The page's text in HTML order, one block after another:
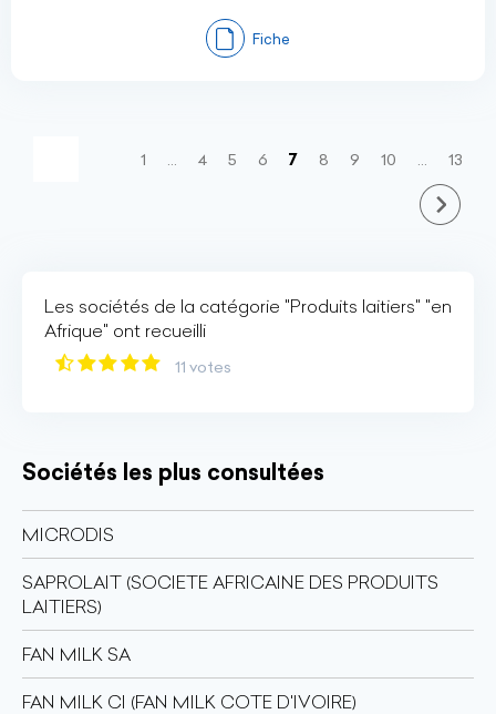
Fiche
1 4 5 6 7(current)
8 9 10 13
Les sociétés de la catégorie "Produits laitiers" "en
Afrique" ont recueilli
11 votes
Sociétés les plus consultées
MICRODIS
SAPROLAIT (SOCIETE AFRICAINE DES PRODUITS
LAITIERS)
FAN MILK SA
FAN MILK CI (FAN MILK COTE D'IVOIRE)